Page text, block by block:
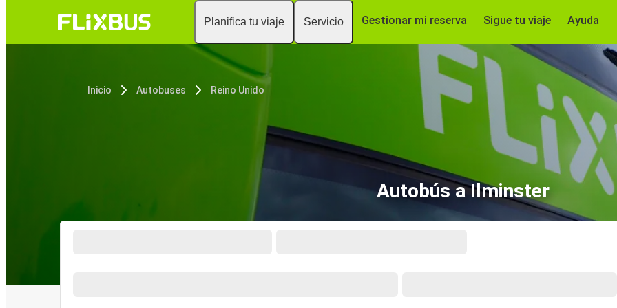
Planifica tu viaje Servicio Gestionar mi reserva Sigue tu viaje Ayuda
Inicio Autobuses Reino Unido
Autobús a Ilminster